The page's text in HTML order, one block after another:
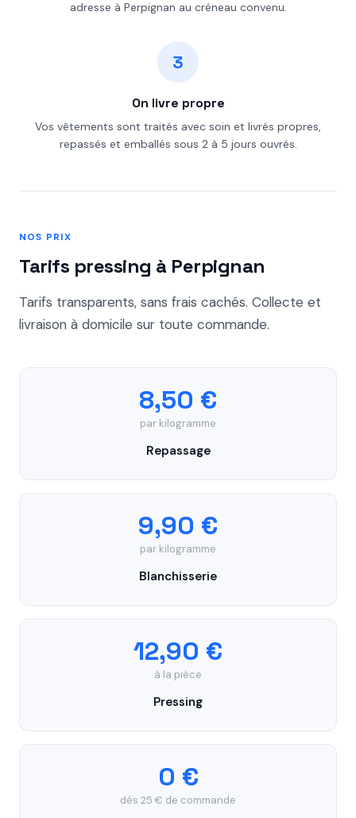
adresse à Perpignan au créneau convenu.
3
On livre propre
Vos vêtements sont traités avec soin et livrés propres,
repassés et emballés sous 2 à 5 jours ouvrés.
NOS PRIX
Tarifs pressing à Perpignan
Tarifs transparents, sans frais cachés. Collecte et
livraison à domicile sur toute commande.
8,50 €
par kilogramme
Repassage
9,90 €
par kilogramme
Blanchisserie
12,90 €
à la pièce
Pressing
0 €
dès 25 € de commande